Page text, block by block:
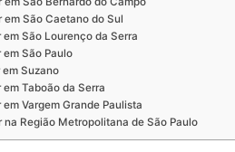
em São Caetano do Sul
São Lourenço da Serra
São Paulo
Suzano
Taboão da Serra
Vargem Grande Paulista
na Região Metropolitana de São Paulo